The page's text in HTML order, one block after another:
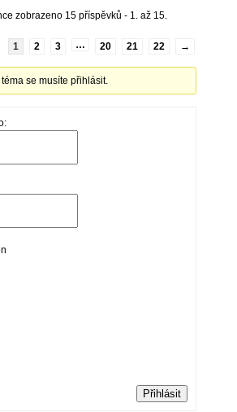
zobrazeno 15 příspěvků - 1. až 15.
1
2 3 … 20 21 22 →
se musíte přihlásit.
Přihlásit